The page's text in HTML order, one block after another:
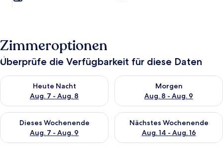
Zimmeroptionen
Überprüfe die Verfügbarkeit für diese Daten
Heute Nacht
Aug. 7 - Aug. 8
Überprüfe die Verfügbarkeit für heute Nacht, Aug. 7 - Aug. 8.
Morgen
Aug. 8 - Aug. 9
Überprüfe die Verfügbarkeit
Dieses Wochenende
Aug. 7 - Aug. 9
Überprüfe die Verfügbarkeit für dieses Wochenende, Aug. 7
Nächstes Wochenende
Aug. 14 - Aug. 16
Überprüfe die Verfügbarkeit